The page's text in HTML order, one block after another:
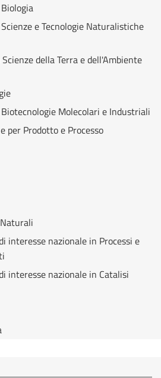
e Tecnologie Naturalistiche
della Terra e dell'Ambiente
Molecolari e Industriali
per Prodotto e Processo
interesse nazionale in Processi e
interesse nazionale in Catalisi